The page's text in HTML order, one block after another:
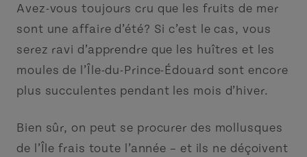
Avez-vous toujours cru que les fruits de mer
sont une affaire d’été? Si c’est le cas, vous
serez ravi d’apprendre que les huîtres et les
moules de l’Île-du-Prince-Édouard sont encore
plus succulentes pendant les mois d’hiver.
Bien sûr, on peut se procurer des mollusques
de l’Île frais toute l’année – et ils ne déçoivent